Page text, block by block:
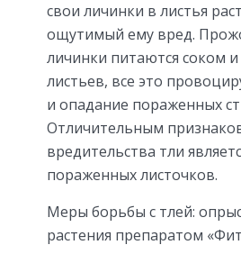
свои личинки в листья
ощутимый ему вред.
личинки питаются соком
листьев, все это
и опадание пораженных
Отличительным
вредительства тли
пораженных листочков.
Меры борьбы с тлей:
растения препаратом